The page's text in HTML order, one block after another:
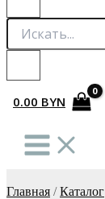
Поиск
товаров
0.00 BYN
Главная /Каталог